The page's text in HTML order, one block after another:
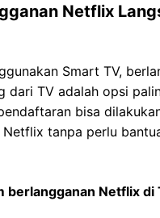
Netflix
Smart TV,
dari TV adalah opsi
bisa
Netflix tanpa perlu
berlangganan Netflix di